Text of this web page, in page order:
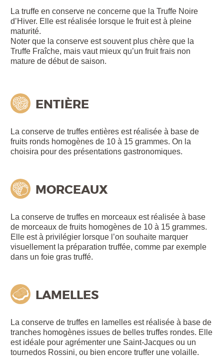
La truffe en conserve ne concerne que la Truffe Noire
d’Hiver. Elle est réalisée lorsque le fruit est à pleine
maturité.
Noter que la conserve est souvent plus chère que la
Truffe Fraîche, mais vaut mieux qu’un fruit frais non
mature de début de saison.
ENTIÈRE
La conserve de truffes entières est réalisée à base de
fruits ronds homogènes de 10 à 15 grammes. On la
choisira pour des présentations gastronomiques.
MORCEAUX
La conserve de truffes en morceaux est réalisée à base
de morceaux de fruits homogènes de 10 à 15 grammes.
Elle est à privilégier lorsque l’on souhaite marquer
visuellement la préparation truffée, comme par exemple
dans un foie gras truffé.
LAMELLES
La conserve de truffes en lamelles est réalisée à base de
tranches homogènes issues de belles truffes rondes. Elle
est idéale pour agrémenter une Saint-Jacques ou un
tournedos Rossini, ou bien encore truffer une volaille.